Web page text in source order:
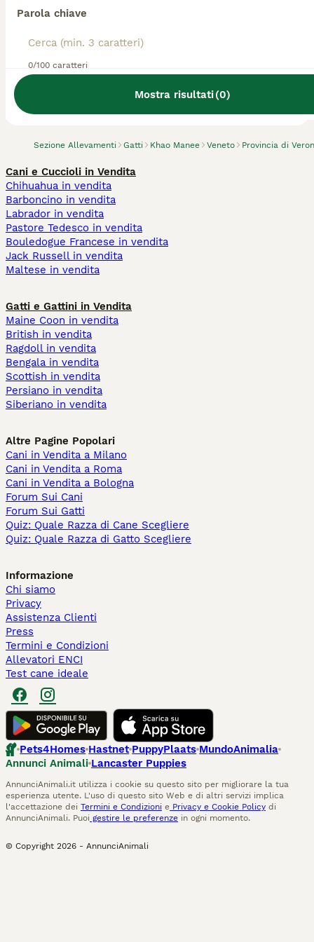
Parola chiave
0/100 caratteri
Mostra risultati(0)
Sezione Allevamenti Gatti Khao Manee Veneto Provincia di
Abbiamo trovato 0 Allevamento gatto Khao
Manee, San Bonifacio.
Cani e Cuccioli in Vendita
Chihuahua in vendita
Barboncino in vendita
Labrador in vendita
Pastore Tedesco in vendita
Bouledogue Francese in vendita
Jack Russell in vendita
Maltese in vendita
Gatti e Gattini in Vendita
Maine Coon in vendita
British in vendita
Ragdoll in vendita
Bengala in vendita
Scottish in vendita
Persiano in vendita
Siberiano in vendita
Altre Pagine Popolari
Cani in Vendita a Milano
Cani in Vendita a Roma
Cani in Vendita a Bologna
Forum Sui Cani
Forum Sui Gatti
Quiz: Quale Razza di Cane Scegliere
Quiz: Quale Razza di Gatto Scegliere
Informazione
Chi siamo
Privacy
Assistenza Clienti
Press
Termini e Condizioni
Allevatori ENCI
Test cane ideale
Pets4Homes Hastnet PuppyPlaats MundoAnimalia
Annunci Animali Lancaster Puppies
AnnunciAnimali.it utilizza i cookie su questo sito per migliorare la tua
esperienza utente. L'uso di questo sito Web e di altri servizi implica
l'accettazione dei Termini e Condizioni e Privacy e Cookie Policy di
AnnunciAnimali. Puoi gestire le preferenze in ogni momento.
© Copyright 2026 - AnnunciAnimali